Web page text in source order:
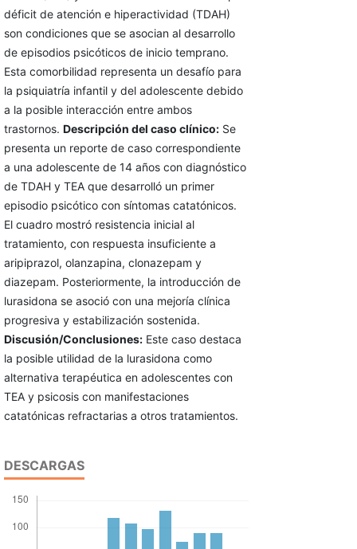
déficit de atención e hiperactividad (TDAH)
son condiciones que se asocian al desarrollo
de episodios psicóticos de inicio temprano.
Esta comorbilidad representa un desafío para
la psiquiatría infantil y del adolescente debido
a la posible interacción entre ambos
trastornos. Descripción del caso clínico:Se
presenta un reporte de caso correspondiente
a una adolescente de 14 años con diagnóstico
de TDAH y TEA que desarrolló un primer
episodio psicótico con síntomas catatónicos.
El cuadro mostró resistencia inicial al
tratamiento, con respuesta insuficiente a
aripiprazol, olanzapina, clonazepam y
diazepam. Posteriormente, la introducción de
lurasidona se asoció con una mejoría clínica
progresiva y estabilización sostenida.
Discusión/Conclusiones:Este caso destaca
la posible utilidad de la lurasidona como
alternativa terapéutica en adolescentes con
TEA y psicosis con manifestaciones
catatónicas refractarias a otros tratamientos.
DESCARGAS